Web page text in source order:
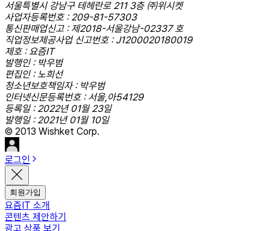
서울특별시 강남구 테헤란로 211 3층 ㈜위시켓
사업자등록번호 : 209-81-57303
통신판매업신고 : 제2018-서울강남-02337 호
직업정보제공사업 신고번호 : J1200020180019
제호 : 요즘IT
발행인 : 박우범
편집인 : 노희선
청소년보호책임자 : 박우범
인터넷신문등록번호 : 서울,아54129
등록일 : 2022년 01월 23일
발행일 : 2021년 01월 10일
© 2013 Wishket Corp.
로그인
회원가입
요즘IT 소개
콘텐츠 제안하기
광고 상품 보기